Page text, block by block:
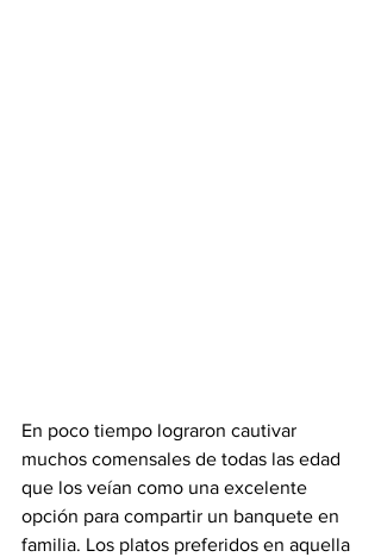
En poco tiempo lograron cautivar
muchos comensales de todas las edad
que los veían como una excelente
opción para compartir un banquete en
familia. Los platos preferidos en aquella